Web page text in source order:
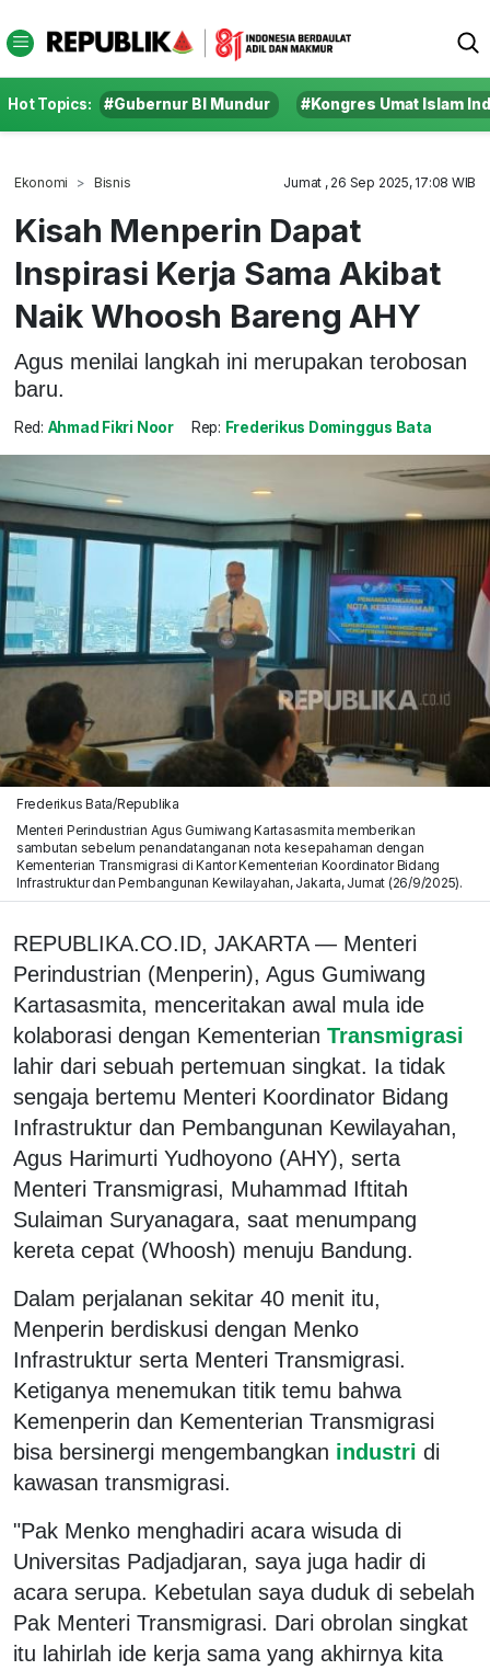
Hot Topics: #Gubernur BI Mundur #Kongres Umat Islam
Ekonomi Bisnis Jumat , 26 Sep 2025, 17:08 WIB
Kisah Menperin Dapat
Inspirasi Kerja Sama Akibat
Naik Whoosh Bareng AHY
Agus menilai langkah ini merupakan terobosan
baru.
Red: Ahmad Fikri Noor Rep: Frederikus Dominggus Bata
Frederikus Bata/Republika
Menteri Perindustrian Agus Gumiwang Kartasasmita memberikan
sambutan sebelum penandatanganan nota kesepahaman dengan
Kementerian Transmigrasi di Kantor Kementerian Koordinator Bidang
Infrastruktur dan Pembangunan Kewilayahan, Jakarta, Jumat (26/9/2025).
REPUBLIKA.CO.ID, JAKARTA — Menteri
Perindustrian (Menperin), Agus Gumiwang
Kartasasmita, menceritakan awal mula ide
kolaborasi dengan Kementerian Transmigrasi
lahir dari sebuah pertemuan singkat. Ia tidak
sengaja bertemu Menteri Koordinator Bidang
Infrastruktur dan Pembangunan Kewilayahan,
Agus Harimurti Yudhoyono (AHY), serta
Menteri Transmigrasi, Muhammad Iftitah
Sulaiman Suryanagara, saat menumpang
kereta cepat (Whoosh) menuju Bandung.
Dalam perjalanan sekitar 40 menit itu,
Menperin berdiskusi dengan Menko
Infrastruktur serta Menteri Transmigrasi.
Ketiganya menemukan titik temu bahwa
Kemenperin dan Kementerian Transmigrasi
bisa bersinergi mengembangkan industri di
kawasan transmigrasi.
"Pak Menko menghadiri acara wisuda di
Universitas Padjadjaran, saya juga hadir di
acara serupa. Kebetulan saya duduk di sebelah
Pak Menteri Transmigrasi. Dari obrolan singkat
itu lahirlah ide kerja sama yang akhirnya kita